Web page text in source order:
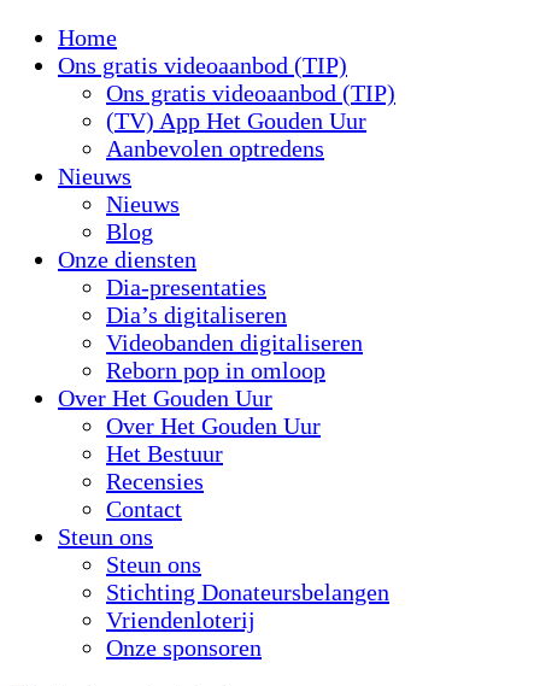
Home
Ons gratis videoaanbod (TIP)
Ons gratis videoaanbod (TIP)
(TV) App Het Gouden Uur
Aanbevolen optredens
Nieuws
Nieuws
Blog
Onze diensten
Dia-presentaties
Dia’s digitaliseren
Videobanden digitaliseren
Reborn pop in omloop
Over Het Gouden Uur
Over Het Gouden Uur
Het Bestuur
Recensies
Contact
Steun ons
Steun ons
Stichting Donateursbelangen
Vriendenloterij
Onze sponsoren